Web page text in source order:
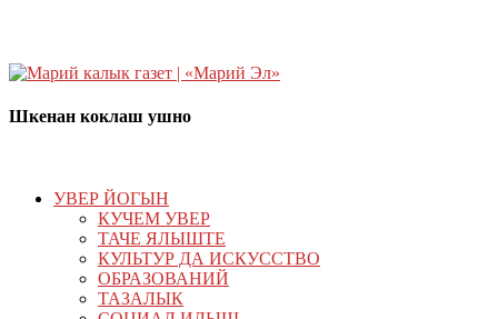
Шкенан коклаш ушно
УВЕР ЙОГЫН
КУЧЕМ УВЕР
ТАЧЕ ЯЛЫШТЕ
КУЛЬТУР ДА ИСКУССТВО
ОБРАЗОВАНИЙ
ТАЗАЛЫК